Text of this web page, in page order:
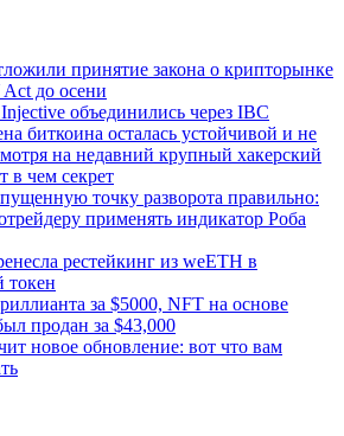
принятие закона о крипторынке
до осени
объединились через IBC
биткоина осталась устойчивой и не
на недавний крупный хакерский
в чем секрет
точку разворота правильно:
применять индикатор Роба
рестейкинг из weETH в
токен
за $5000, NFT на основе
продан за $43,000
новое обновление: вот что вам